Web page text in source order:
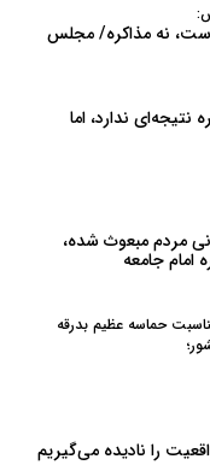
است، نه مذاکره/ مجلس
ندارد، اما
مردم مبعوث شده،
جامعه
حماسه عظیم بدرقه
را نادیده می‌گیریم